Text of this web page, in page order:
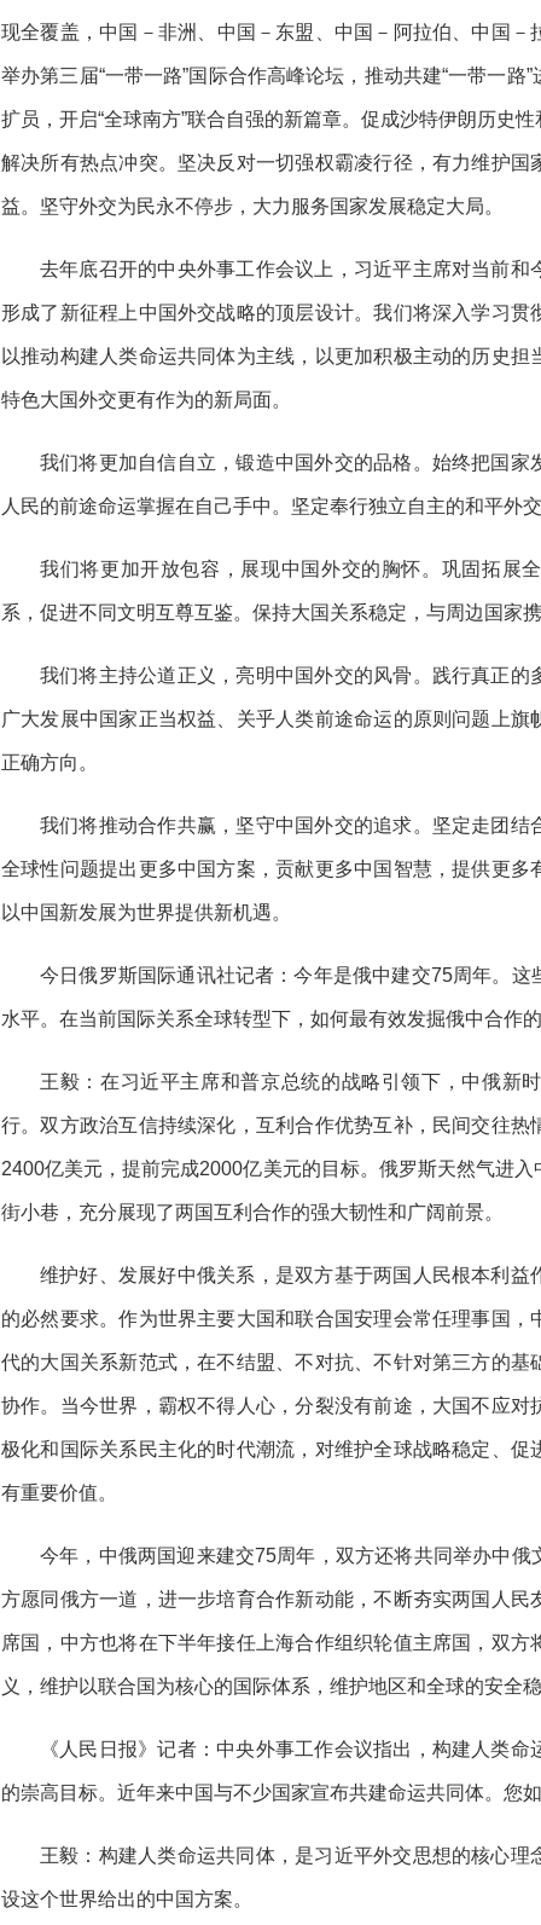
现全覆盖，中国－非洲、中国－东盟、中国－阿拉伯、中国
举办第三届“一带一路”国际合作高峰论坛，推动共建“一带一路
扩员，开启“全球南方”联合自强的新篇章。促成沙特伊朗历史
解决所有热点冲突。坚决反对一切强权霸凌行径，有力维护
益。坚守外交为民永不停步，大力服务国家发展稳定大局。
去年底召开的中央外事工作会议上，习近平主席对当前
形成了新征程上中国外交战略的顶层设计。我们将深入学习
以推动构建人类命运共同体为主线，以更加积极主动的历史
特色大国外交更有作为的新局面。
我们将更加自信自立，锻造中国外交的品格。始终把国
人民的前途命运掌握在自己手中。坚定奉行独立自主的和平外
我们将更加开放包容，展现中国外交的胸怀。巩固拓展
系，促进不同文明互尊互鉴。保持大国关系稳定，与周边国家
我们将主持公道正义，亮明中国外交的风骨。践行真正
广大发展中国家正当权益、关乎人类前途命运的原则问题上
正确方向。
我们将推动合作共赢，坚守中国外交的追求。坚定走团
全球性问题提出更多中国方案，贡献更多中国智慧，提供更
以中国新发展为世界提供新机遇。
今日俄罗斯国际通讯社记者：今年是俄中建交75周年。
水平。在当前国际关系全球转型下，如何最有效发掘俄中合作
王毅：在习近平主席和普京总统的战略引领下，中俄新
行。双方政治互信持续深化，互利合作优势互补，民间交往
2400亿美元，提前完成2000亿美元的目标。俄罗斯天然气进
街小巷，充分展现了两国互利合作的强大韧性和广阔前景。
维护好、发展好中俄关系，是双方基于两国人民根本利
的必然要求。作为世界主要大国和联合国安理会常任理事国
代的大国关系新范式，在不结盟、不对抗、不针对第三方的
协作。当今世界，霸权不得人心，分裂没有前途，大国不应
极化和国际关系民主化的时代潮流，对维护全球战略稳定、
有重要价值。
今年，中俄两国迎来建交75周年，双方还将共同举办中
方愿同俄方一道，进一步培育合作新动能，不断夯实两国人
席国，中方也将在下半年接任上海合作组织轮值主席国，双
义，维护以联合国为核心的国际体系，维护地区和全球的安全
《人民日报》记者：中央外事工作会议指出，构建人类
的崇高目标。近年来中国与不少国家宣布共建命运共同体。您
王毅：构建人类命运共同体，是习近平外交思想的核心
设这个世界给出的中国方案。